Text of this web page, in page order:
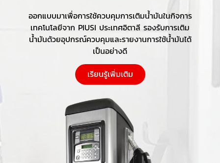
ออกแบบมาเพื่อการใช้ควบคุมการเติมน้ำมันในกิจการ
เทคโนโลยีจาก PIUSI ประเทศอิตาลี รองรับการเติม
น้ำมันด้วยอุปกรณ์ควบคุมและรายงานการใช้น้ำมันได้
เป็นอย่างดี
เรียนรู้เพิ่มเติม